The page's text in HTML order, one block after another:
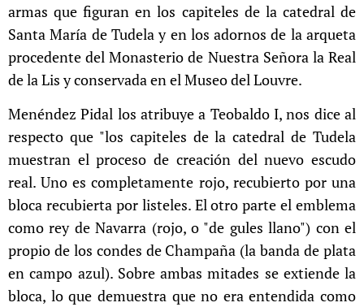
armas que figuran en los capiteles de la catedral de
Santa María de Tudela y en los adornos de la arqueta
procedente del Monasterio de Nuestra Señora la Real
de la Lis y conservada en el Museo del Louvre.
Menéndez Pidal los atribuye a Teobaldo I, nos dice al
respecto que "los capiteles de la catedral de Tudela
muestran el proceso de creación del nuevo escudo
real. Uno es completamente rojo, recubierto por una
bloca recubierta por listeles. El otro parte el emblema
como rey de Navarra (rojo, o "de gules llano") con el
propio de los condes de Champaña (la banda de plata
en campo azul). Sobre ambas mitades se extiende la
bloca, lo que demuestra que no era entendida como